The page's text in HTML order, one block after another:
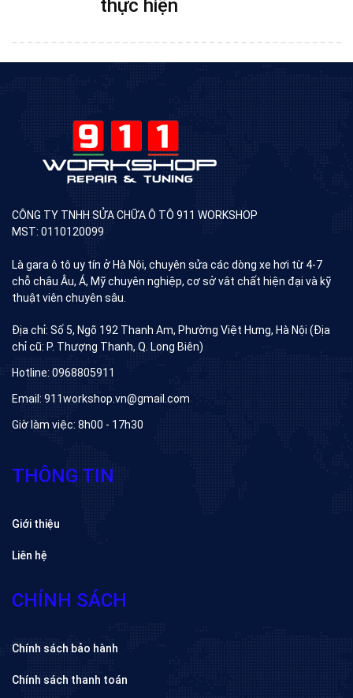
thực hiện
CÔNG TY TNHH SỬA CHỮA Ô TÔ 911 WORKSHOP
MST: 0110120099
Là gara ô tô uy tín ở Hà Nội, chuyên sửa các dòng xe hơi từ 4-7
chỗ châu Âu, Á, Mỹ chuyên nghiệp, cơ sở vât chất hiện đại và kỹ
thuật viên chuyên sâu.
Địa chỉ: Số 5, Ngõ 192 Thanh Am, Phường Việt Hưng, Hà Nội (Địa
chỉ cũ: P. Thượng Thanh, Q. Long Biên)
Hotline: 0968805911
Email: 911workshop.vn@gmail.com
Giờ làm việc: 8h00 - 17h30
THÔNG TIN
Giới thiệu
Liên hệ
CHÍNH SÁCH
Chính sách bảo hành
Chính sách thanh toán